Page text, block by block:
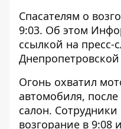
Спасателям о
9:03. Об этом
ссылкой на пресс-
Огонь охватил
автомобиля,
салон.
возгорание в 9:08